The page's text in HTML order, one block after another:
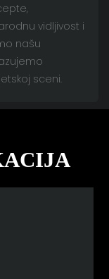
vidljivost i
našu
sceni.